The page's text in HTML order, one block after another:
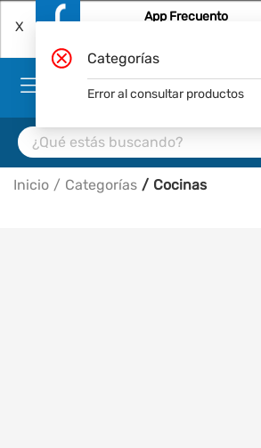
X
App Frecuento
Inicio Categorías Cocinas
Categorías
Error al consultar productos